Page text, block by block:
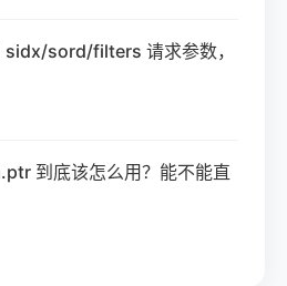
sord/filters 请求参数，
到底该怎么用？能不能直